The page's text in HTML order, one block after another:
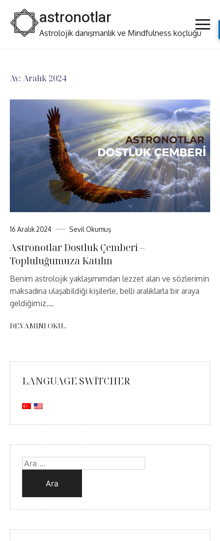
content
astronotlar
Astrolojik danışmanlık ve Mindfulness koçluğu
Ay: Aralık 2024
16 Aralık 2024 Sevil Okumuş
Astronotlar Dostluk Çemberi –
Topluluğumuza Katılın
Benim astrolojik yaklaşımımdan lezzet alan ve sözlerimin
maksadına ulaşabildiği kişilerle, belli aralıklarla bir araya
geldiğimiz,…
DEVAMINI OKU..
LANGUAGE SWITCHER
Arama: